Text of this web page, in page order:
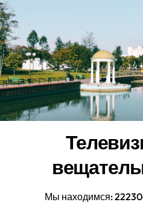
Перейти
к
содержанию
Мы находимся: